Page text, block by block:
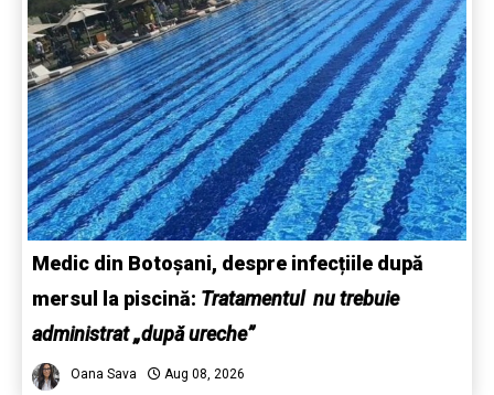
Medic din Botoșani, despre infecțiile după
mersul la piscină: Tratamentul nu trebuie
administrat „după ureche”
Oana Sava Aug 08, 2026